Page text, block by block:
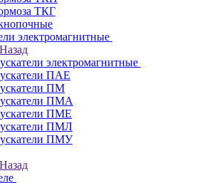
ТКГ
электромагнитные
Назад
электромагнитные
ПАЕ
ПМ
ПМА
ПМЕ
ПМЛ
ПМУ
Назад